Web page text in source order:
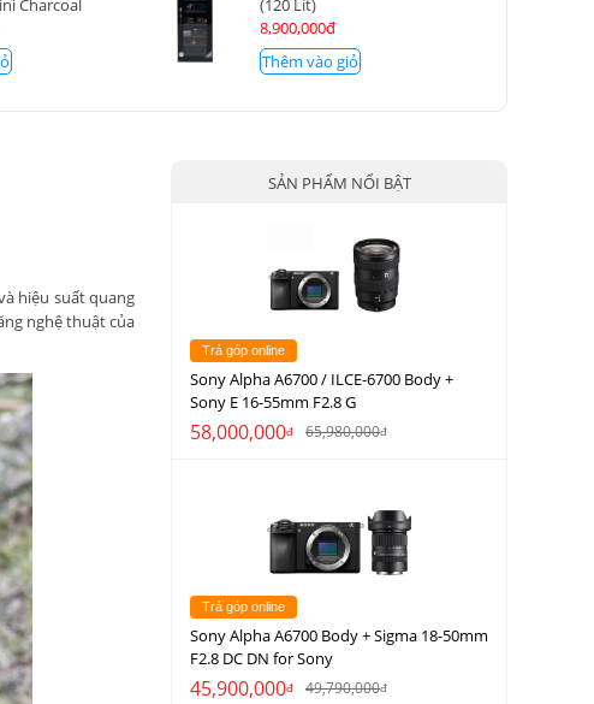
Charcoal
(120 Lít)
8,900,000đ
Thêm vào giỏ
hiệu suất quang
nghệ thuật của
SẢN PHẨM NỔI BẬT
Trả góp online
Sony Alpha A6700 / ILCE-6700 Body +
Sony E 16-55mm F2.8 G
58,000,000đ 65,980,000đ
Trả góp online
Sony Alpha A6700 Body + Sigma 18-50mm
F2.8 DC DN for Sony
45,900,000đ 49,790,000đ